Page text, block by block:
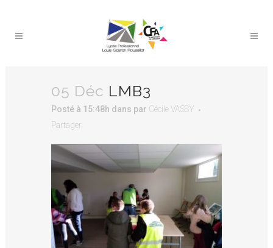
05 Déc LMB3
Posté à 15:48h dans par Cécile VASSY
Partager